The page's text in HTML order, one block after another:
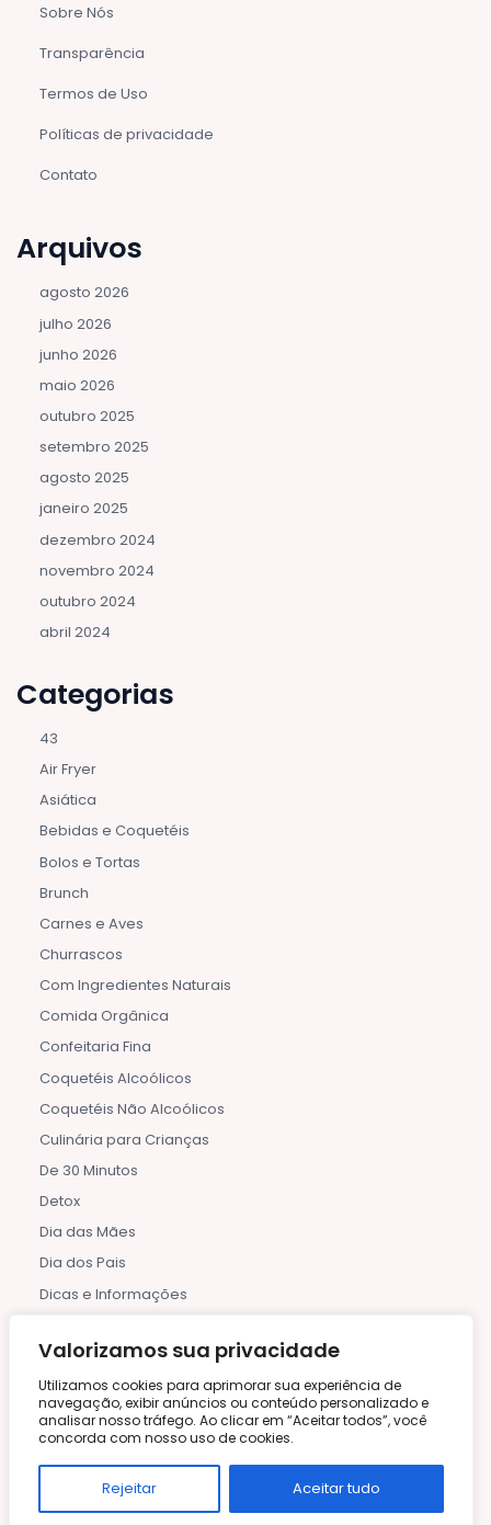
Valorizamos sua privacidade
Utilizamos cookies para aprimorar sua experiência de
navegação, exibir anúncios ou conteúdo personalizado e
analisar nosso tráfego. Ao clicar em “Aceitar todos”, você
concorda com nosso uso de cookies.
Rejeitar Aceitar tudo
Sobre Nós
Transparência
Termos de Uso
Políticas de privacidade
Contato
Arquivos
agosto 2026
julho 2026
junho 2026
maio 2026
outubro 2025
setembro 2025
agosto 2025
janeiro 2025
dezembro 2024
novembro 2024
outubro 2024
abril 2024
Categorias
43
Air Fryer
Asiática
Bebidas e Coquetéis
Bolos e Tortas
Brunch
Carnes e Aves
Churrascos
Com Ingredientes Naturais
Comida Orgânica
Confeitaria Fina
Coquetéis Alcoólicos
Coquetéis Não Alcoólicos
Culinária para Crianças
De 30 Minutos
Detox
Dia das Mães
Dia dos Pais
Dicas e Informações
Etiqueta à Mesa
Festas de Aniversário
Frutas e Compotas
Halloween
Horta Caseira
Indiana